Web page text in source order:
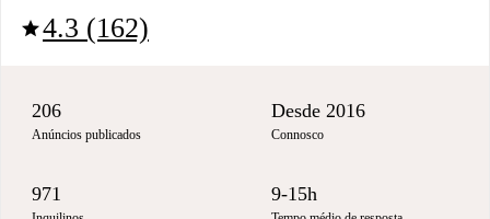
star4.3 (162)
206
Anúncios publicados
Desde 2016
Connosco
971 9-15h